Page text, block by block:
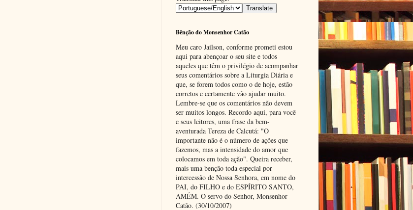
Bênção do Monsenhor Catão
Meu caro Jailson, conforme prometi estou
aqui para abençoar o seu site e todos
aqueles que têm o privilégio de acompanhar
seus comentários sobre a Liturgia Diária e
que, se forem todos como o de hoje, estão
corretos e certamente vão ajudar muito.
Lembre-se que os comentários não devem
ser muitos longos. Recordo aqui, para você
e seus leitores, uma frase da bem-
aventurada Tereza de Calcutá: "O
importante não é o número de ações que
fazemos, mas a intensidade do amor que
colocamos em toda ação". Queira receber,
mais uma benção toda especial por
intercessão de Nossa Senhora, em nome do
PAI, do FILHO e do ESPÍRITO SANTO,
AMÉM. O servo do Senhor, Monsenhor
Catão. (30/10/2007)